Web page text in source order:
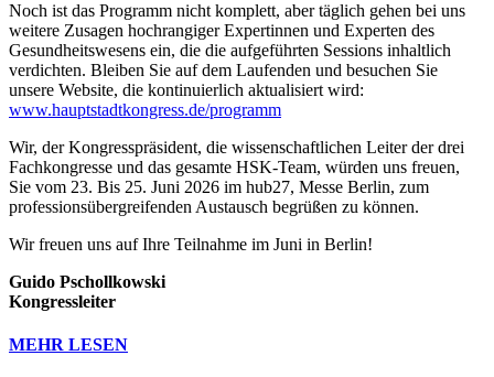
Noch ist das Programm nicht komplett, aber täglich gehen bei uns
weitere Zusagen hochrangiger Expertinnen und Experten des
Gesundheitswesens ein, die die aufgeführten Sessions inhaltlich
verdichten. Bleiben Sie auf dem Laufenden und besuchen Sie
unsere Website, die kontinuierlich aktualisiert wird:
www.hauptstadtkongress.de/programm
Wir, der Kongresspräsident, die wissenschaftlichen Leiter der drei
Fachkongresse und das gesamte HSK-Team, würden uns freuen,
Sie vom 23. Bis 25. Juni 2026 im hub27, Messe Berlin, zum
professionsübergreifenden Austausch begrüßen zu können.
Wir freuen uns auf Ihre Teilnahme im Juni in Berlin!
Guido Pschollkowski
Kongressleiter
MEHR LESEN